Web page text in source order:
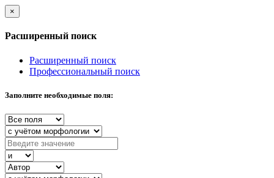
×
Расширенный поиск
Расширенный поиск
Профессиональный поиск
Заполните необходимые поля: